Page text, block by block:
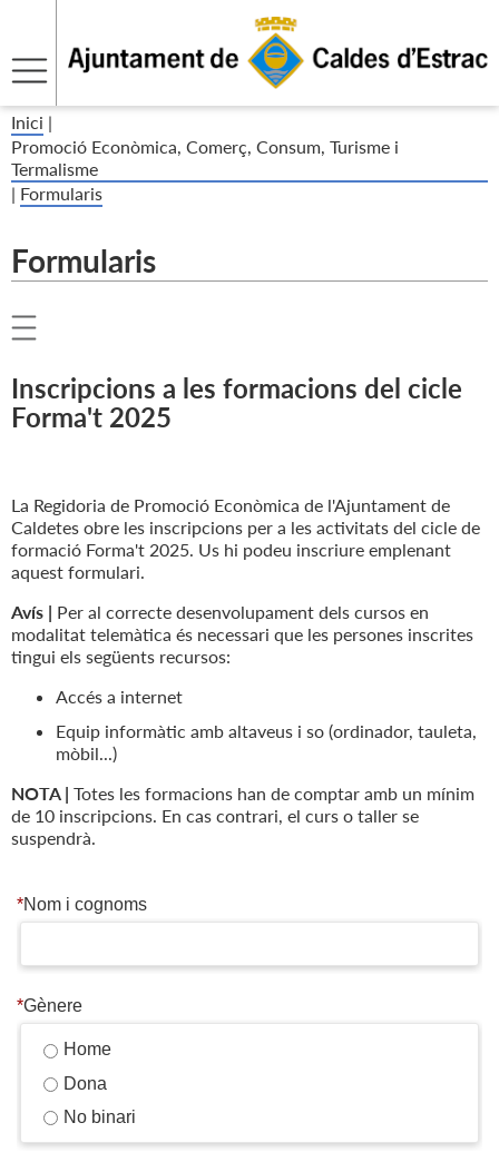
Inici |
Promoció Econòmica, Comerç, Consum, Turisme i
Termalisme
| Formularis
Formularis
Inscripcions a les formacions del cicle
Forma't 2025
La Regidoria de Promoció Econòmica de l'Ajuntament de
Caldetes obre les inscripcions per a les activitats del cicle de
formació Forma't 2025. Us hi podeu inscriure emplenant
aquest formulari.
Avís | Per al correcte desenvolupament dels cursos en
modalitat telemàtica és necessari que les persones inscrites
tingui els següents recursos:
Accés a internet
Equip informàtic amb altaveus i so (ordinador, tauleta,
mòbil...)
NOTA | Totes les formacions han de comptar amb un mínim
de 10 inscripcions. En cas contrari, el curs o taller se
suspendrà.
*Nom i cognoms
*Gènere
Home
Dona
No binari